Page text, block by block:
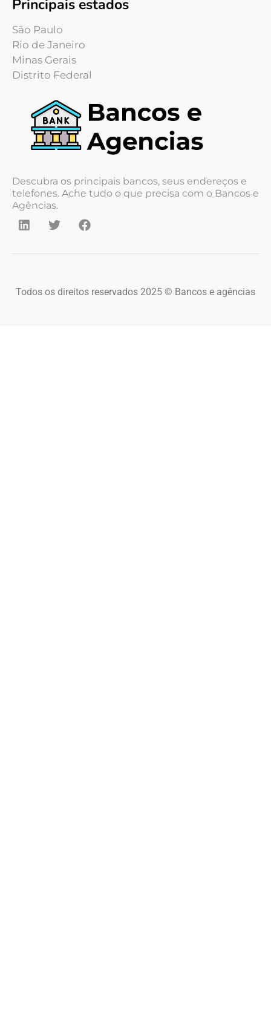
Principais estados
São Paulo
Rio de Janeiro
Minas Gerais
Distrito Federal
Descubra os principais bancos, seus endereços e
telefones. Ache tudo o que precisa com o Bancos e
Agências.
Todos os direitos reservados 2025 © Bancos e agências